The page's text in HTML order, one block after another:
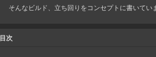
そんなビルド、立ち回りをコンセプトに書いてい
目次